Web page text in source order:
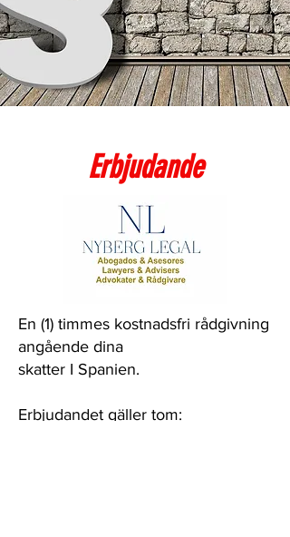
Erbjudande
En (1) timmes kostnadsfri rådgivning
angående dina
skatter I Spanien.
Erbjudandet gäller tom: